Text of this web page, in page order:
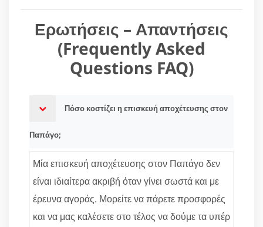
Ερωτήσεις – Απαντήσεις
(Frequently Asked
Questions FAQ)
Πόσο κοστίζει η επισκευή αποχέτευσης στον
Παπάγο;
Μία επισκευή αποχέτευσης στον Παπάγο δεν
είναι ιδιαίτερα ακριβή όταν γίνει σωστά και με
έρευνα αγοράς. Μορείτε να πάρετε προσφορές
και να μας καλέσετε στο τέλος να δούμε τα υπέρ